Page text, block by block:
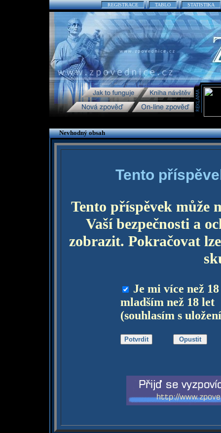
REGISTRACE TABLO STATISTIKA
Nevhodný obsah
Tento
Tento příspěvek může
Vaší bezpečnosti a
zobrazit. Pokračovat
Je mi více než
mladším než 18 let
(souhlasím s